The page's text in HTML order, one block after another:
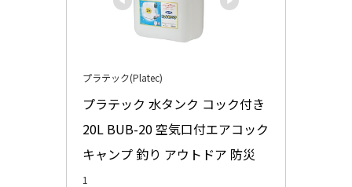
プラテック(Platec)
プラテック 水タンク コック付き
20L BUB-20 空気口付エアコック
キャンプ 釣り アウトドア 防災
1